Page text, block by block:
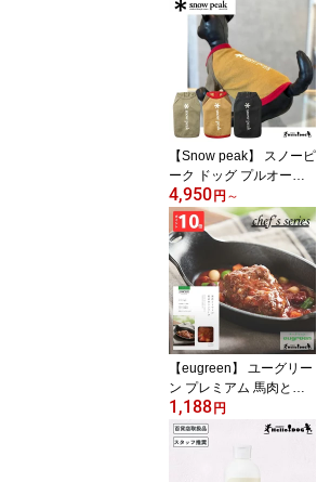
【Snow peak】 スノーピ
ーク ドッグ プルオーバ
ー ロゴ 翌日出荷 アウト
ドア キャンプ ペットウ
ェア キャンプ用品 Tシャ
ツ 防虫 虫除け 犬用 ドッ
グウェア 小型犬 中型犬
大型犬 Dog Pullover Log
o DS-24SU001R
4,950 円 ～
【eugreen】 ユーグリー
ン プレミアム 馬肉とト
マトの煮込みハンバーグ
80g 翌日出荷 翌日出荷
［ハロードッグ公式］ペ
1,188 円